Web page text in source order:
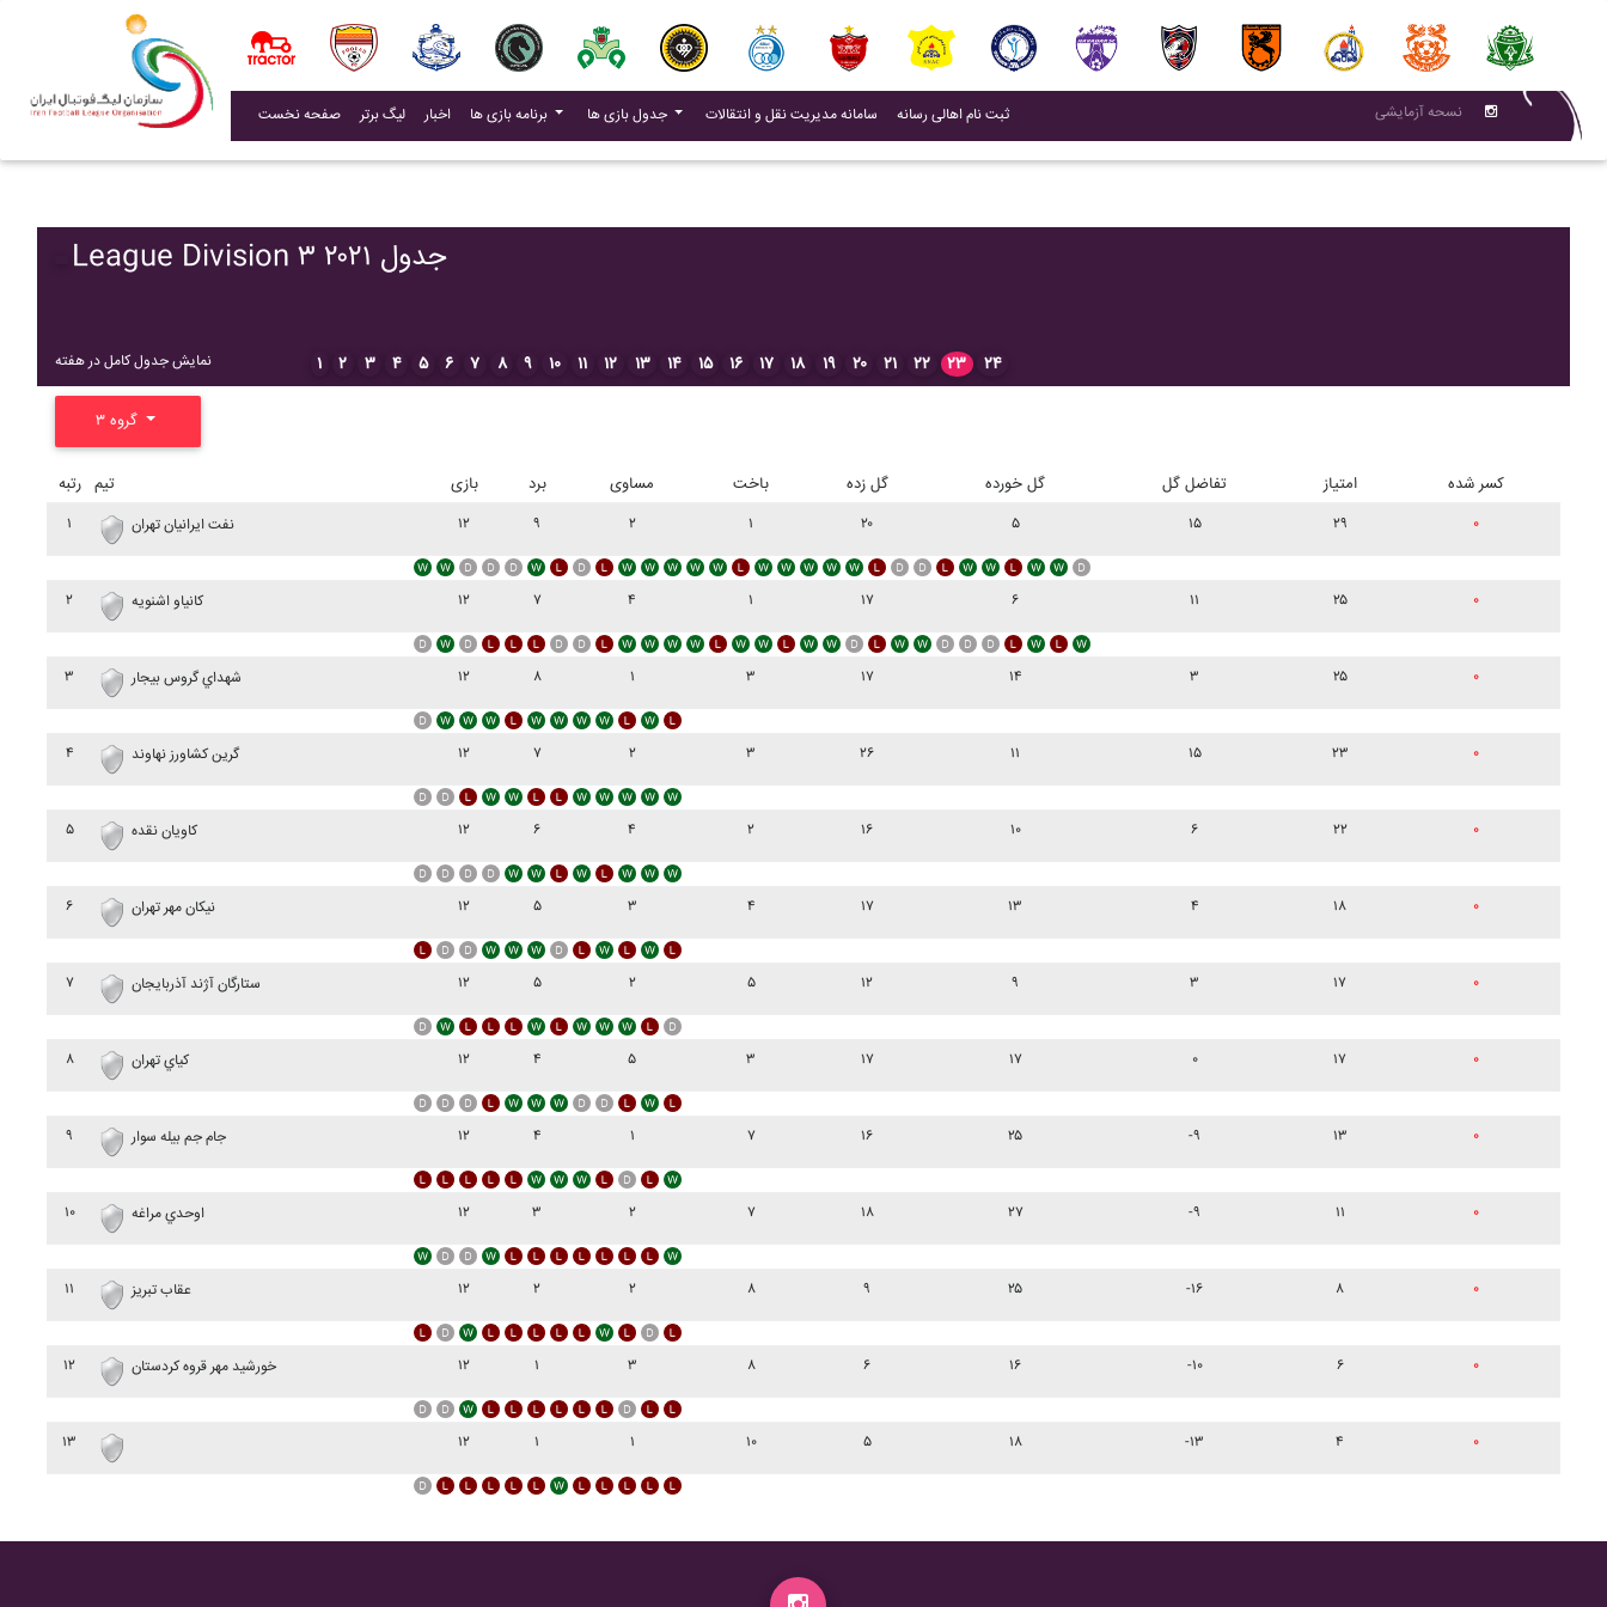
صفحه نخست لیگ برتر اخبار(current) برنامه بازی ها جدول بازی ها سامانه مدیریت نقل و انتقالات (current)
ثبت نام اهالی رسانه(current) نسحه آزمایشی
League Division ۳ ۲۰۲۱ جدول
نمایش جدول کامل در هفته ۱ ۲ ۳ ۴ ۵ ۶ ۷ ۸ ۹ ۱۰ ۱۱ ۱۲ ۱۳ ۱۴ ۱۵ ۱۶ ۱۷ ۱۸ ۱۹ ۲۰ ۲۱ ۲۲ ۲۳ ۲۴
رتبه تیم بازی برد مساوی باخت گل زده گل خورده تفاضل گل امتیاز کسر شده
۱ نفت ايرانيان تهران ۱۲ ۹ ۲ ۱ ۲۰ ۵ ۱۵ ۲۹ ۰
۲ کانياو اشنويه ۱۲ ۷ ۴ ۱ ۱۷ ۶ ۱۱ ۲۵ ۰
۳ شهداي گروس بيجار ۱۲ ۸ ۱ ۳ ۱۷ ۱۴ ۳ ۲۵ ۰
۴ گرين کشاورز نهاوند ۱۲ ۷ ۲ ۳ ۲۶ ۱۱ ۱۵ ۲۳ ۰
۵ کاويان نقده ۱۲ ۶ ۴ ۲ ۱۶ ۱۰ ۶ ۲۲ ۰
۶ نيکان مهر تهران ۱۲ ۵ ۳ ۴ ۱۷ ۱۳ ۴ ۱۸ ۰
۷ ستارگان آژند آذربايجان ۱۲ ۵ ۲ ۵ ۱۲ ۹ ۳ ۱۷ ۰
۸ کياي تهران ۱۲ ۴ ۵ ۳ ۱۷ ۱۷ ۰ ۱۷ ۰
۹ جام جم بيله سوار ۱۲ ۴ ۱ ۷ ۱۶ ۲۵ -۹ ۱۳ ۰
۱۰ اوحدي مراغه ۱۲ ۳ ۲ ۷ ۱۸ ۲۷ -۹ ۱۱ ۰
۱۱ عقاب تبريز ۱۲ ۲ ۲ ۸ ۹ ۲۵ -۱۶ ۸ ۰
۱۲ خورشيد مهر قروه کردستان ۱۲ ۱ ۳ ۸ ۶ ۱۶ -۱۰ ۶ ۰
۱۳ ۱۲ ۱ ۱ ۱۰ ۵ ۱۸ -۱۳ ۴ ۰